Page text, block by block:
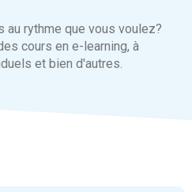
au rythme que vous voulez?
cours en e-learning, à
et bien d'autres.